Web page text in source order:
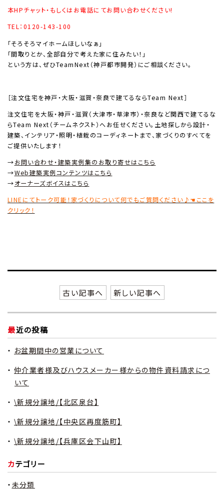
本HPチャット・もしくはお電話にてお問い合わせください!
TEL：0120-143-100
「そろそろマイホームほしいなぁ」
「間取りとか、全部自分で考えた家に住みたい！」
という方は、ぜひTeamNext（神戸都市開発）にご相談ください。
［注文住宅を神戸・大阪・滋賀・奈良で建てるならTeam Next］
注文住宅を大阪・神戸・滋賀（大津市・草津市）・奈良など関西で建てるな
らTeam Next（チームネクスト）へお任せください。土地探しから設計・
建築、インテリア・照明・植栽のコーディネートまで、家づくりのすべてを
ご提供いたします！
→お問い合わせ・建築実例集のお取り寄せはこちら
→Web建築実例コンテンツはこちら
→オーナーズボイスはこちら
LINEにてトーク可能！家づくりについて何でもご質問ください♪☚ここを
クリック！
古い記事へ 新しい記事へ
最近の投稿
お盆期間中の営業について
仲介業者様及びハウスメーカー様からの物件資料請求につ
いて
\新規分譲地/【北区泉台】
\新規分譲地/【中央区再度筋町】
\新規分譲地/【兵庫区会下山町】
カテゴリー
未分類